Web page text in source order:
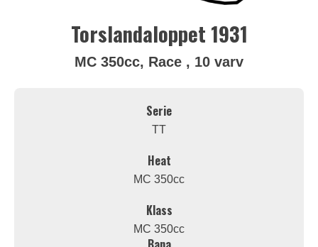
Torslandaloppet 1931
MC 350cc, Race , 10 varv
Serie
TT
Heat
MC 350cc
Klass
MC 350cc